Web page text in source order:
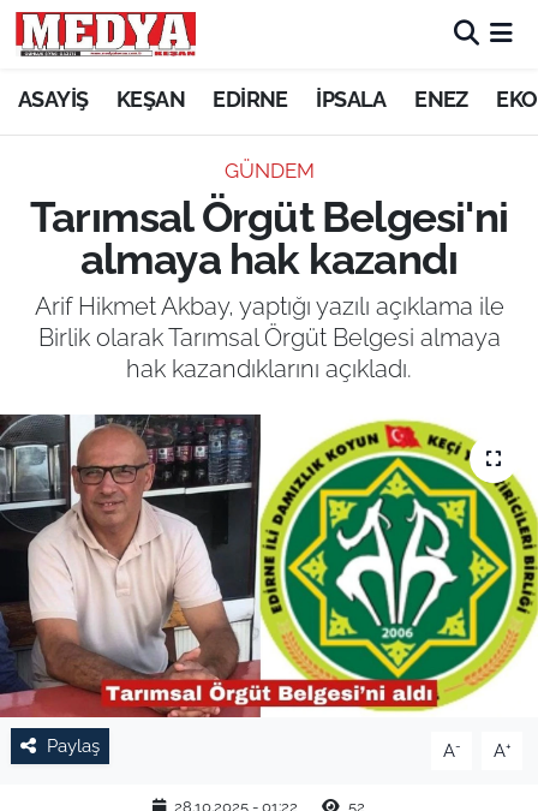
ASAYİŞ KEŞAN EDİRNE İPSALA ENEZ
GÜNDEM
Tarımsal Örgüt Belgesi'ni
almaya hak kazandı
Arif Hikmet Akbay, yaptığı yazılı açıklama ile
Birlik olarak Tarımsal Örgüt Belgesi almaya
hak kazandıklarını açıkladı.
Paylaş A- A+
28.10.2025 - 01:22 52
KEŞAN
ASAYİŞ
SİYASET
GÜNDEM
SAĞLIK
EĞİTİM
TARIM VE HAYVANCILIK
KÜLTÜR SANAT
RESMİ İLAN
SPOR